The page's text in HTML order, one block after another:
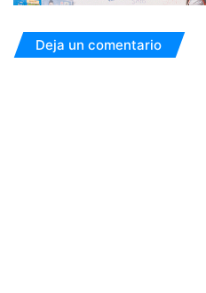
Deja un comentario